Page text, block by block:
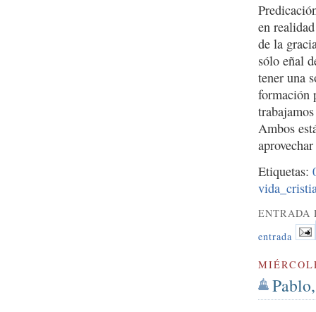
en
de la
sólo eñal
tener una
formación
Ambos
Etiquetas:
ENTRADA
entrada